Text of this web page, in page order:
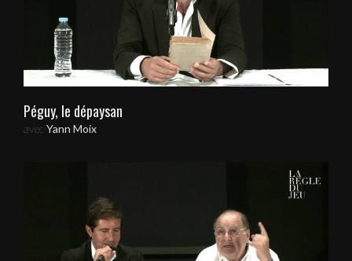
Péguy, le dépaysan
avec Yann Moix